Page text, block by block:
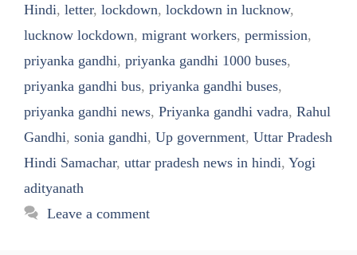
Hindi, letter, lockdown, lockdown in lucknow,
lucknow lockdown, migrant workers, permission,
priyanka gandhi, priyanka gandhi 1000 buses,
priyanka gandhi bus, priyanka gandhi buses,
priyanka gandhi news, Priyanka gandhi vadra, Rahul
Gandhi, sonia gandhi, Up government, Uttar Pradesh
Hindi Samachar, uttar pradesh news in hindi, Yogi
adityanath
Leave a comment